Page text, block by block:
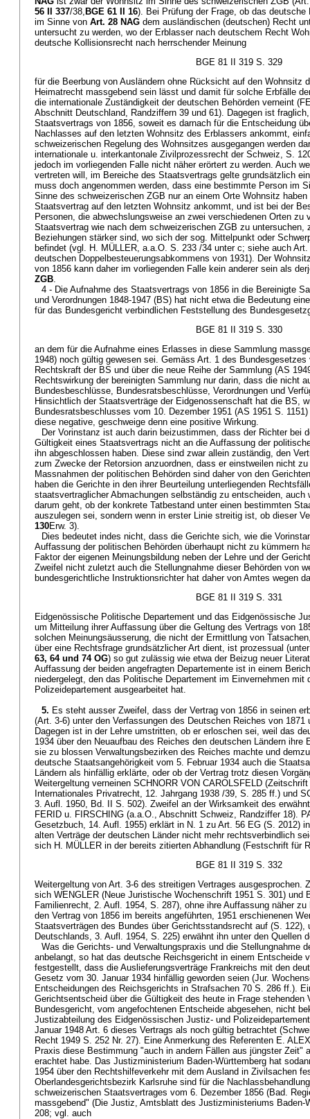
56 II 337/38, BGE 61 II 16). Bei Prüfung der Frage, ob das
im Sinne von Art. 28 NAG dem ausländischen (deutschen) Recht
untersucht zu werden, wo der Erblasser nach deutschem Recht
deutsche Kollisionsrecht nach herrschender Meinung
BGE 81 II 319 S. 329
für die Beerbung von Ausländern ohne Rücksicht auf den Wohnsitz
Heimatrecht massgebend sein lässt und damit für solche Erbfälle
die internationale Zuständigkeit der deutschen Behörden verneint
Abschnitt Deutschland, Randziffern 39 und 61). Dagegen ist
Staatsvertrags von 1856, soweit es darnach für die Entscheidung
Nachlasses auf den letzten Wohnsitz des Erblassers ankommt,
schweizerischen Regelung des Wohnsitzes ausgegangen werden
internationale u. interkantonale Zivilprozessrecht der Schweiz, S.
jedoch im vorliegenden Falle nicht näher erörtert zu werden. Auch
vertreten will, im Bereiche des Staatsvertrags gelte grundsätzlich
muss doch angenommen werden, dass eine bestimmte Person im
Sinne des schweizerischen ZGB nur an einem Orte Wohnsitz
Staatsvertrag auf den letzten Wohnsitz ankommt, und ist bei der
Personen, die abwechslungsweise an zwei verschiedenen Orten zu
Staatsvertrag wie nach dem schweizerischen ZGB zu untersuchen,
Beziehungen stärker sind, wo sich der sog. Mittelpunkt oder
befindet (vgl. H. MÜLLER, a.a.O. S. 233 /34 unter c; siehe auch
deutschen Doppelbesteuerungsabkommens von 1931). Der
von 1856 kann daher im vorliegenden Falle kein anderer sein als
ZGB.
4 - Die Aufnahme des Staatsvertrags von 1856 in die Bereinigte
und Verordnungen 1848-1947 (BS) hat nicht etwa die Bedeutung
für das Bundesgericht verbindlichen Feststellung des
BGE 81 II 319 S. 330
an dem für die Aufnahme eines Erlasses in diese Sammlung
1948) noch gültig gewesen sei. Gemäss Art. 1 des
Rechtskraft der BS und über die neue Reihe der Sammlung (AS
Rechtswirkung der bereinigten Sammlung nur darin, dass die nicht
Bundesbeschlüsse, Bundesratsbeschlüsse, Verordnungen und
Hinsichtlich der Staatsverträge der Eidgenossenschaft hat die BS,
Bundesratsbeschlusses vom 10. Dezember 1951 (AS 1951 S.
diese negative, geschweige denn eine positive Wirkung.
Der Vorinstanz ist auch darin beizustimmen, dass der Richter bei
Gültigkeit eines Staatsvertrags nicht an die Auffassung der
ihn abgeschlossen haben. Diese sind zwar allein zuständig, den
zum Zwecke der Retorsion anzuordnen, dass er einstweilen nicht
Massnahmen der politischen Behörden sind daher von den
haben die Gerichte in den ihrer Beurteilung unterliegenden
staatsvertraglicher Abmachungen selbständig zu entscheiden, auch
darum geht, ob der konkrete Tatbestand unter einen bestimmten
auszulegen sei, sondern wenn in erster Linie streitig ist, ob dieser
130Erw. 3).
Dies bedeutet indes nicht, dass die Gerichte sich, wie die
Auffassung der politischen Behörden überhaupt nicht zu kümmern
Faktor der eigenen Meinungsbildung neben der Lehre und der
Zweifel nicht zuletzt auch die Stellungnahme dieser Behörden von
bundesgerichtliche Instruktionsrichter hat daher von Amtes wegen
BGE 81 II 319 S. 331
Eidgenössische Politische Departement und das Eidgenössische
um Mitteilung ihrer Auffassung über die Geltung des Vertrags von
solchen Meinungsäusserung, die nicht der Ermittlung von
über eine Rechtsfrage grundsätzlicher Art dient, ist prozessual
63, 64 und 74 OG) so gut zulässig wie etwa der Beizug neuer
Auffassung der beiden angefragten Departemente ist in einem
niedergelegt, den das Politische Departement im Einvernehmen mit
Polizeidepartement ausgearbeitet hat.
5. Es steht ausser Zweifel, dass der Vertrag von 1856 in seinen
(Art. 3-6) unter den Verfassungen des Deutschen Reiches von
Dagegen ist in der Lehre umstritten, ob er erloschen sei, weil das
1934 über den Neuaufbau des Reiches den deutschen Ländern ihre
sie zu blossen Verwaltungsbezirken des Reiches machte und
deutsche Staatsangehörigkeit vom 5. Februar 1934 auch die
Ländern als hinfällig erklärte, oder ob der Vertrag trotz diesen
Weitergeltung verneinen SCHNORR VON CAROLSFELD
Internationales Privatrecht, 12. Jahrgang 1938 /39, S. 285 ff.) und
3. Aufl. 1950, Bd. II S. 502). Zweifel an der Wirksamkeit des
FERID u. FIRSCHING (a.a.O., Abschnitt Schweiz, Randziffer 18).
Gesetzbuch, 14. Aufl. 1955) erklärt in N. 1 zu Art. 56 EG (S. 2012)
alten Verträge der deutschen Länder nicht mehr rechtsverbindlich
sich H. MÜLLER in der bereits zitierten Abhandlung (Festschrift für
BGE 81 II 319 S. 332
Weitergeltung von Art. 3-6 des streitigen Vertrages ausgesprochen.
sich WENGLER (Neue Juristische Wochenschrift 1951 S. 301) und
Familienrecht, 2. Aufl. 1954, S. 287), ohne ihre Auffassung näher
den Vertrag von 1856 im bereits angeführten, 1951 erschienenen
Staatsverträgen des Bundes über Gerichtsstandsrecht auf (S. 122),
Deutschlands, 3. Aufl. 1954, S. 225) erwähnt ihn unter den Quellen
Was die Gerichts- und Verwaltungspraxis und die Stellungnahme
anbelangt, so hat das deutsche Reichsgericht in einem Entscheide
festgestellt, dass die Auslieferungsverträge Frankreichs mit den
Gesetz vom 30. Januar 1934 hinfällig geworden seien (Jur.
Entscheidungen des Reichsgerichts in Strafsachen 70 S. 286 ff.).
Gerichtsentscheid über die Gültigkeit des heute in Frage stehenden
Bundesgericht, vom angefochtenen Entscheide abgesehen, nicht
Justizabteilung des Eidgenössischen Justiz- und
Januar 1948 Art. 6 dieses Vertrags als noch gültig betrachtet
Recht 1949 S. 252 Nr. 27). Eine Anmerkung des Referenten E.
Praxis diese Bestimmung "auch in andern Fällen aus jüngster Zeit"
erachtet habe. Das Justizministerium Baden-Württemberg hat
1954 über den Rechtshilfeverkehr mit dem Ausland in Zivilsachen
Oberlandesgerichtsbezirk Karlsruhe sind für die
schweizerischen Staatsvertrages vom 6. Dezember 1856 (Bad.
massgebend" (Die Justiz, Amtsblatt des Justizministeriums Baden-
208; vgl. auch